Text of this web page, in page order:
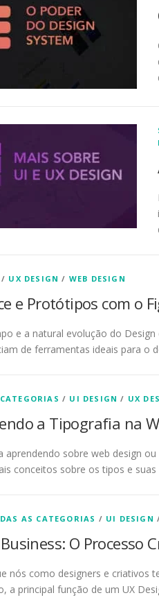
/ UX DESIGN / WEB DESIGN
e Protótipos com o
e a natural evolução do
de ferramentas ideais para o
/ UI DESIGN / UX
a Tipografia na
aprendendo sobre web design
conceitos sobre os tipos e
AS CATEGORIAS / UI DESIGN
O Processo
nós como designers e criativos
a principal função de um UX